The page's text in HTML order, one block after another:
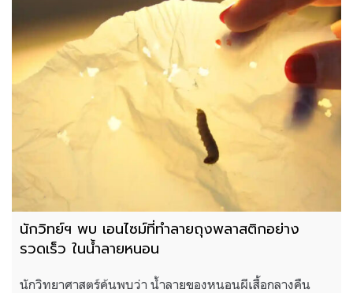
นักวิทย์ฯ พบ เอนไซม์ที่ทำลายถุงพลาสติกอย่าง
รวดเร็ว ในน้ำลายหนอน
นักวิทยาศาสตร์ค้นพบว่า น้ำลายของหนอนผีเสื้อกลางคืน